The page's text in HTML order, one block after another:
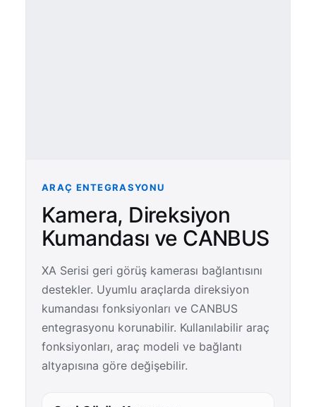
ARAÇ ENTEGRASYONU
Kamera, Direksiyon
Kumandası ve CANBUS
XA Serisi geri görüş kamerası bağlantısını
destekler. Uyumlu araçlarda direksiyon
kumandası fonksiyonları ve CANBUS
entegrasyonu korunabilir. Kullanılabilir araç
fonksiyonları, araç modeli ve bağlantı
altyapısına göre değişebilir.